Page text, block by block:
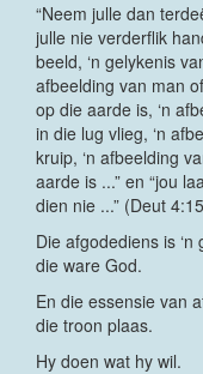
“Neem julle dan
julle nie verderflik
beeld, ‘n gelykenis
afbeelding van man
op die aarde is, ‘n
in die lug vlieg, ‘n
kruip, ‘n afbeelding
aarde is ...” en “jou
dien nie ...” (Deut
Die afgodediens is
die ware God.
En die essensie van
die troon plaas.
Hy doen wat hy wil.